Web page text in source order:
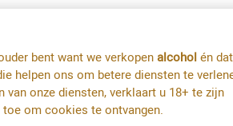
Nieuwe klant
bent want we verkopenalcoholén
helpen ons om betere diensten te
van onze diensten, verklaart u 18+ te zijn
om cookies te ontvangen.